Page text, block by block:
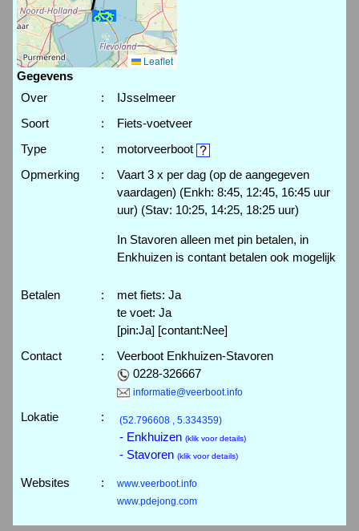
Leaflet
Gegevens
Over
:
IJsselmeer
Soort
:
Fiets-voetveer
Type
:
motorveerboot
Opmerking
:
Vaart 3 x per dag (op de aangegeven
vaardagen) (Enkh: 8:45, 12:45, 16:45 uur
uur) (Stav: 10:25, 14:25, 18:25 uur)
In Stavoren alleen met pin betalen, in
Enkhuizen is contant betalen ook mogelijk
Betalen :
met fiets: Ja
te voet: Ja
[pin:Ja] [contant:Nee]
Contact
:
Veerboot Enkhuizen-Stavoren
0228-326667
informatie@veerboot.info
Lokatie : (52.796608 , 5.334359)
- Enkhuizen (klik voor details)
- Stavoren (klik voor details)
Websites :
www.veerboot.info
www.pdejong.com